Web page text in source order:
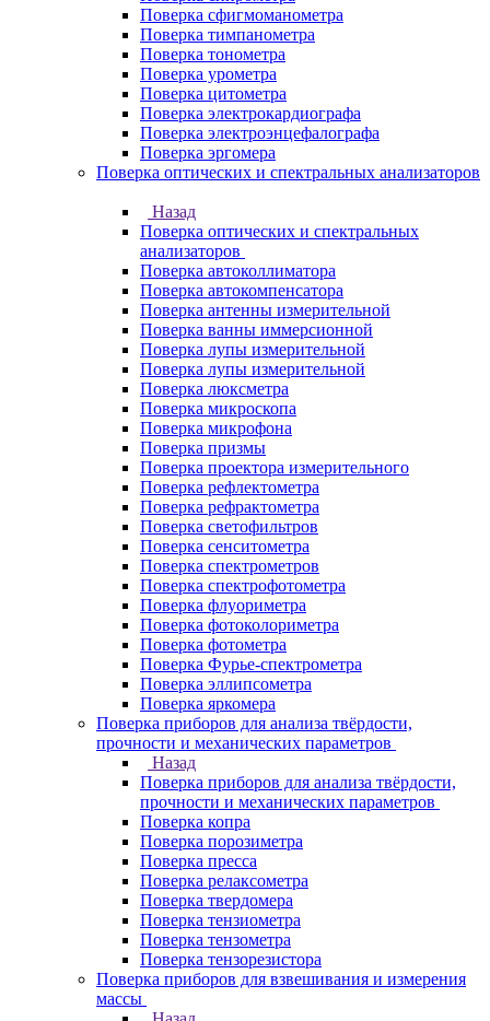
Поверка сфигмоманометра
Поверка тимпанометра
Поверка тонометра
Поверка урометра
Поверка цитометра
Поверка электрокардиографа
Поверка электроэнцефалографа
Поверка эргомера
Поверка оптических и спектральных анализаторов
Назад
Поверка оптических и спектральных
анализаторов
Поверка автоколлиматора
Поверка автокомпенсатора
Поверка антенны измерительной
Поверка ванны иммерсионной
Поверка лупы измерительной
Поверка лупы измерительной
Поверка люксметра
Поверка микроскопа
Поверка микрофона
Поверка призмы
Поверка проектора измерительного
Поверка рефлектометра
Поверка рефрактометра
Поверка светофильтров
Поверка сенситометра
Поверка спектрометров
Поверка спектрофотометра
Поверка флуориметра
Поверка фотоколориметра
Поверка фотометра
Поверка Фурье-спектрометра
Поверка эллипсометра
Поверка яркомера
Поверка приборов для анализа твёрдости,
прочности и механических параметров
Назад
Поверка приборов для анализа твёрдости,
прочности и механических параметров
Поверка копра
Поверка порозиметра
Поверка пресса
Поверка релаксометра
Поверка твердомера
Поверка тензиометра
Поверка тензометра
Поверка тензорезистора
Поверка приборов для взвешивания и измерения
массы